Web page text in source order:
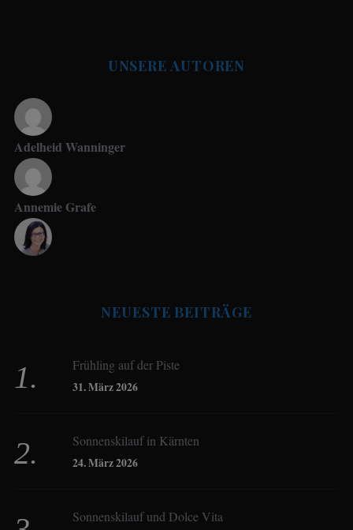
UNSERE AUTOREN
Adelheid Wanninger
Annemie Grafe
Birgit Werner
Christoph Schrahe
NEUESTE BEITRÄGE
Frühling auf der Piste
31. März 2026
Sonnenskilauf in Kärnten
24. März 2026
Sonnenskilauf und Dolce Vita